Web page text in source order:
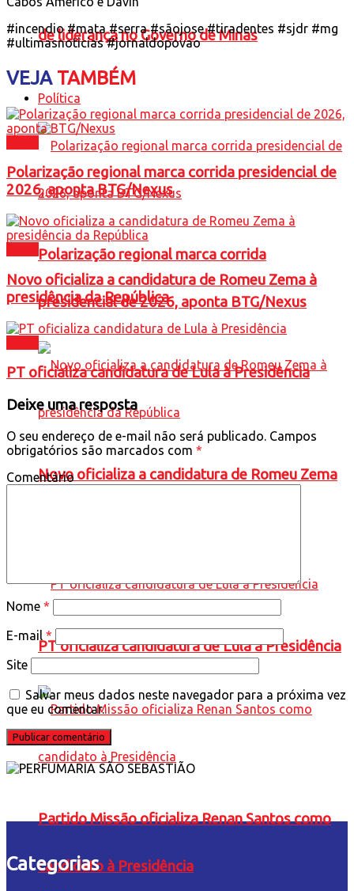
de liderança no Governo de Minas
Política
Polarização regional marca corrida
presidencial de 2026, aponta BTG/Nexus
Novo oficializa a candidatura de Romeu Zema
PT oficializa candidatura de Lula à Presidência
Partido Missão oficializa Renan Santos como
candidato à Presidência
#incendio #mata #serra #sãojose #tiradentes #sjdr #mg
#ultimasnoticias #jornaldopovao
VEJATAMBÉM
Polarização regional marca corrida presidencial de
2026, aponta BTG/Nexus
Novo oficializa a candidatura de Romeu Zema à
presidência da República
PT oficializa candidatura de Lula à Presidência
Deixe uma resposta
O seu endereço de e-mail não será publicado. Campos
obrigatórios são marcados com *
Comentário
Nome *
E-mail *
Site
Salvar meus dados neste navegador para a próxima vez
que eu comentar.
Categorias